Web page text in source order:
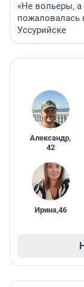
«Не вольеры,
пожаловалась
Уссурийске
Александр,
42
Ирина,46